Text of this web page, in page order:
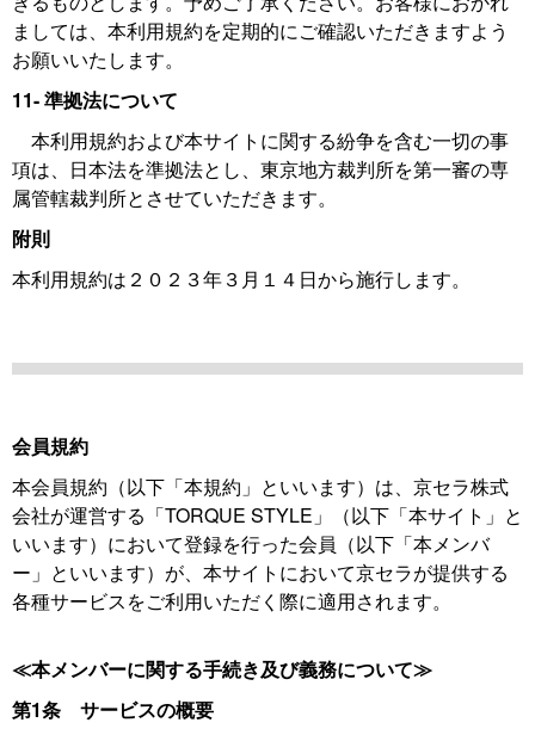
ましては、本利用規約を定期的にご確認いただきますよう
お願いいたします。
11- 準拠法について
本利用規約および本サイトに関する紛争を含む一切の事
項は、日本法を準拠法とし、東京地方裁判所を第一審の専
属管轄裁判所とさせていただきます。
附則
本利用規約は２０２３年３月１４日から施行します。
会員規約
本会員規約（以下「本規約」といいます）は、京セラ株式
会社が運営する「TORQUE STYLE」（以下「本サイト」と
いいます）において登録を行った会員（以下「本メンバ
ー」といいます）が、本サイトにおいて京セラが提供する
各種サービスをご利用いただく際に適用されます。
≪本メンバーに関する手続き及び義務について≫
第1条 サービスの概要